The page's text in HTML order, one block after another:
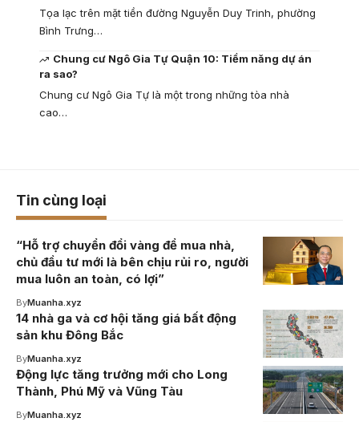
Tọa lạc trên mặt tiền đường Nguyễn Duy Trinh, phường
Bình Trưng…
Chung cư Ngô Gia Tự Quận 10: Tiềm năng dự án
ra sao?
Chung cư Ngô Gia Tự là một trong những tòa nhà
cao…
Tin cùng loại
“Hỗ trợ chuyển đổi vàng để mua nhà,
chủ đầu tư mới là bên chịu rủi ro, người
mua luôn an toàn, có lợi”
ByMuanha.xyz
14 nhà ga và cơ hội tăng giá bất động
sản khu Đông Bắc
ByMuanha.xyz
Động lực tăng trưởng mới cho Long
Thành, Phú Mỹ và Vũng Tàu
ByMuanha.xyz